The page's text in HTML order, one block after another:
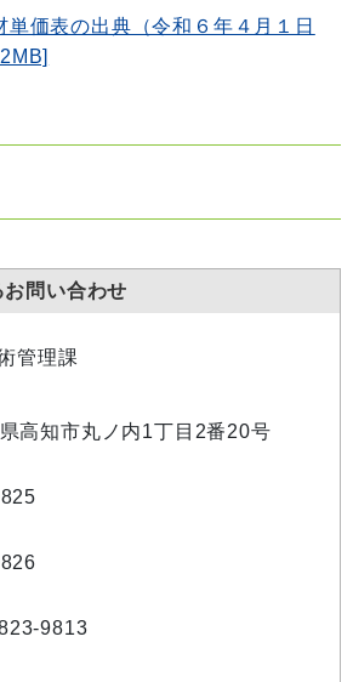
単価表の出典（令和６年４月１日
問い合わせ
管理課
高知市丸ノ内1丁目2番20号
9813